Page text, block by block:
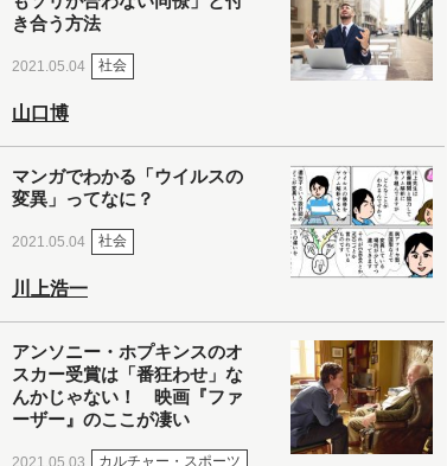
き合う方法
2021.05.04 社会
山口博
マンガでわかる「ウイルスの
変異」ってなに？
2021.05.04 社会
川上浩一
アンソニー・ホプキンスのオ
スカー受賞は「番狂わせ」な
んかじゃない！ 映画『ファ
ーザー』のここが凄い
2021.05.03 カルチャー・スポーツ